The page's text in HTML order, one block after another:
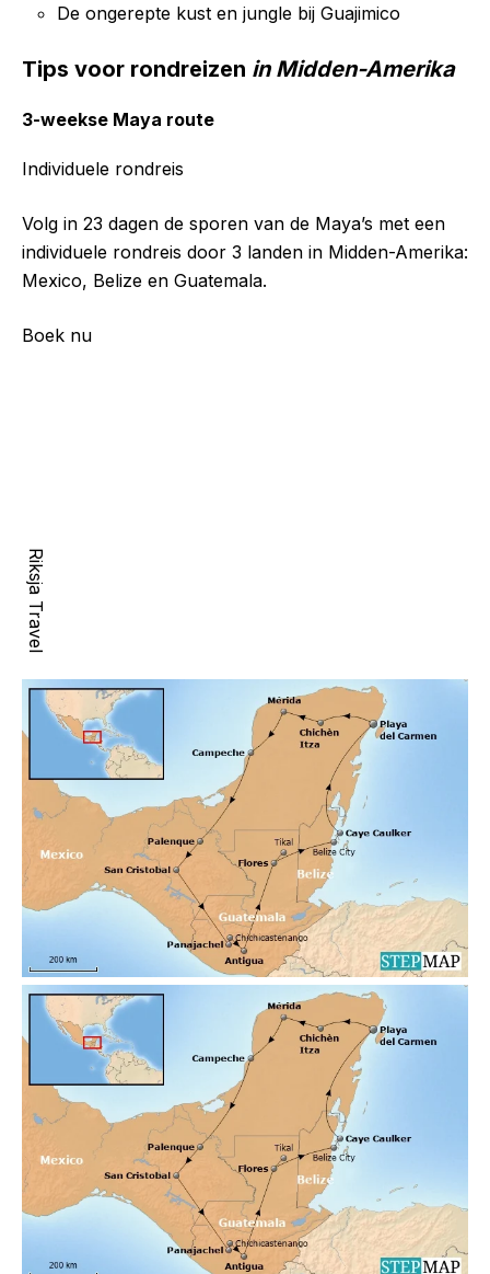
De ongerepte kust en jungle bij Guajimico
Tips voor rondreizen in Midden-Amerika
3-weekse Maya route
Individuele rondreis
Volg in 23 dagen de sporen van de Maya’s met een
individuele rondreis door 3 landen in Midden-Amerika:
Mexico, Belize en Guatemala.
Boek nu
Riksja Travel